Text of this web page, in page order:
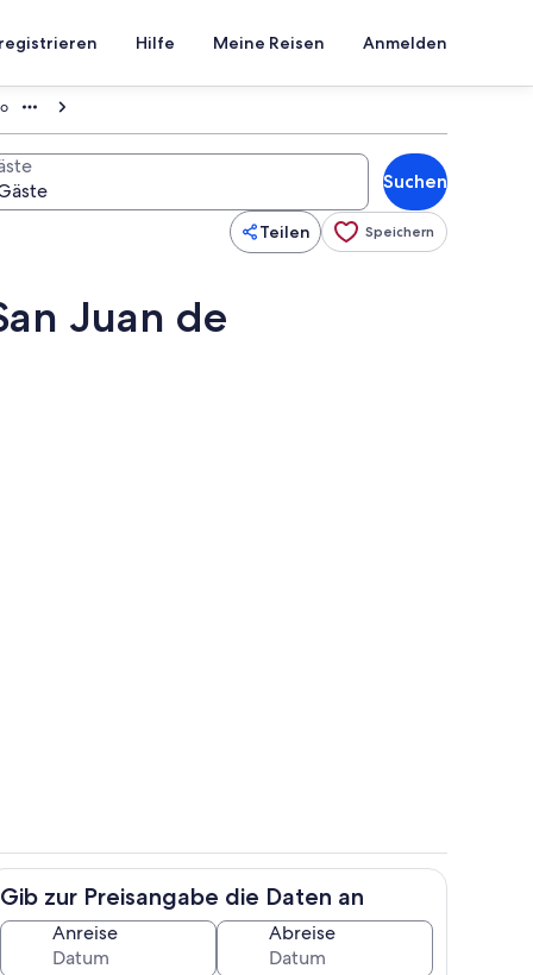
Hilfe Meine Reisen Anmelden
Suchen
Teilen Speichern
Juan de
Badezimmer
Gib zur Preisangabe die Daten an
Anreise Abreise